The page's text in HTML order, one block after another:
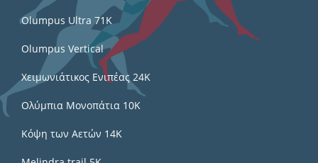
Olumpus Ultra 71K
Olumpus Vertical
Χειμωνιάτικος Ενιπέας 24Κ
Ολύμπια Μονοπάτια 10Κ
Κόψη των Αετών 14Κ